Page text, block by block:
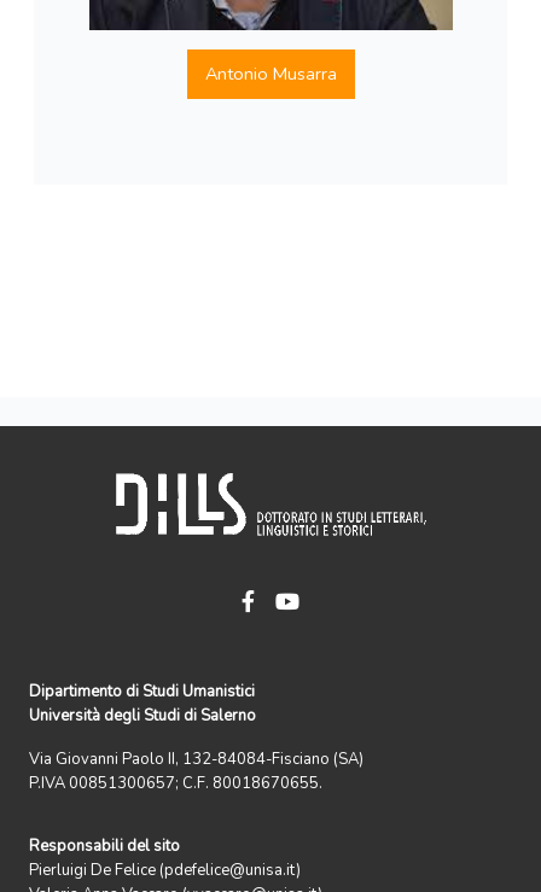
Antonio Musarra
Dipartimento di Studi Umanistici
Università degli Studi di Salerno
Via Giovanni Paolo II, 132-84084-Fisciano (SA)
P.IVA 00851300657; C.F. 80018670655.
Responsabili del sito
Pierluigi De Felice (pdefelice@unisa.it)